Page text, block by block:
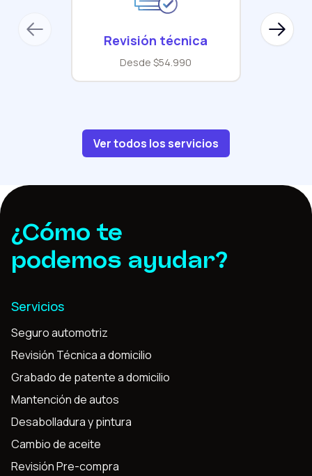
Revisión técnica
Desde $54.990
Previous slide Next
Ver todos los servicios
¿Cómo te
podemos ayudar?
Servicios
Seguro automotriz
Revisión Técnica a domicilio
Grabado de patente a domicilio
Mantención de autos
Desabolladura y pintura
Cambio de aceite
Revisión Pre-compra